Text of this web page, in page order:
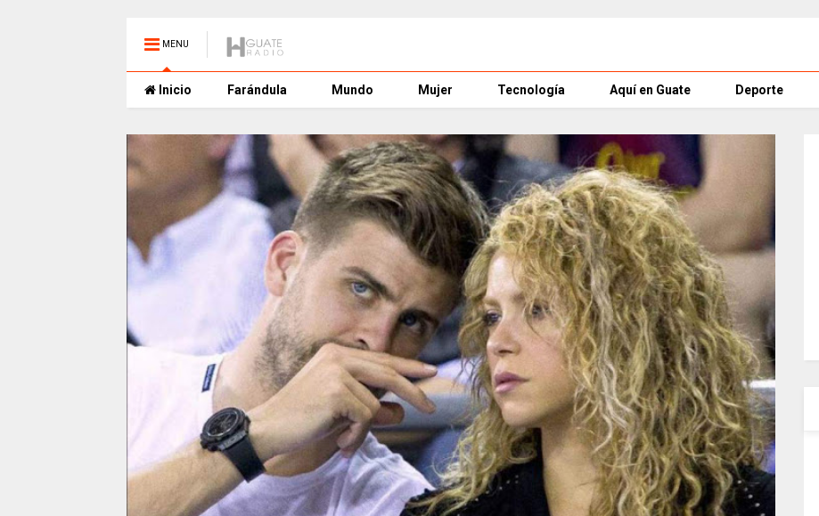
MENU
Inicio Farándula Mundo Mujer Tecnología Aquí en Guate Deporte